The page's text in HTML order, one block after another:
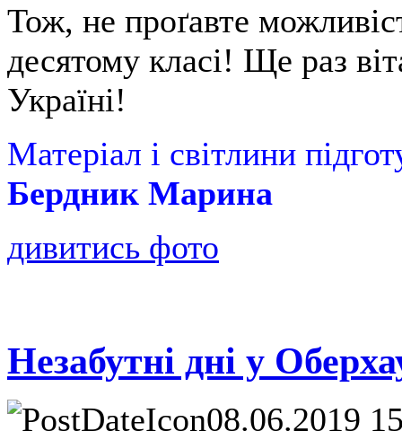
Тож, не проґавте
десятому класі! Ще раз
Україні!
Матеріал і світлини
Бердник Марина
дивитись фото
Незабутні дні у
08.06.2019